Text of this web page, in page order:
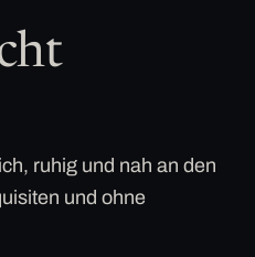
ruhig und nah an den
und ohne